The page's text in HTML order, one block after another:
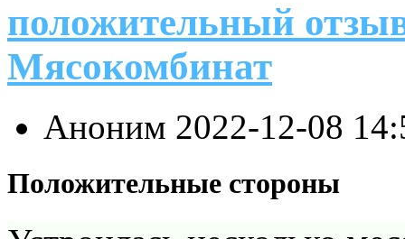
положительный
Мясокомбинат
Аноним 2022-12-08
Положительные стороны